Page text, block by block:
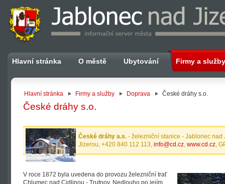
Hlavní stránka O městě Ubytování Firmy a služby
Hlavní stránka Firmy a služby Doprava České dráhy s.o.
České dráhy s.o.
České dráhy a.s. - železniční stanice - Jablonec
Jizerou, +420 840 112 113, info@cd.cz, www.cd.cz,
V roce 1872 byla uvedena do provozu železniční trať
Chlumec nad Cidlinou - Trutnov. Nedlouho po jejím